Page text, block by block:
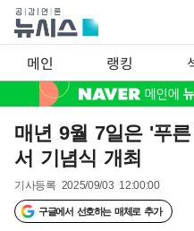
메인 랭킹
매년 9월 7일은 '푸
서 기념식 개최
기사등록 2025/09/03 12:00:00
구글에서 선호하는 매체로 추가